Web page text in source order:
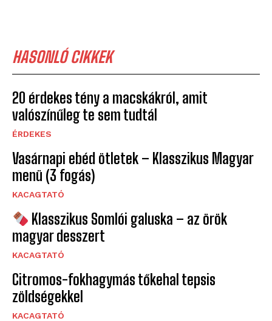
HASONLÓ CIKKEK
20 érdekes tény a macskákról, amit
valószínűleg te sem tudtál
ÉRDEKES
Vasárnapi ebéd ötletek – Klasszikus Magyar
menü (3 fogás)
KACAGTATÓ
Klasszikus Somlói galuska – az örök
magyar desszert
KACAGTATÓ
Citromos-fokhagymás tőkehal tepsis
zöldségekkel
KACAGTATÓ